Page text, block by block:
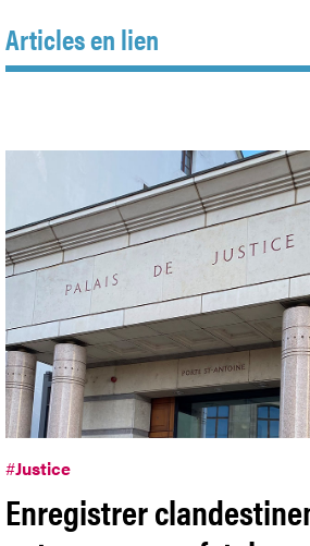
Articles en lien
#Justice
Enregistrer